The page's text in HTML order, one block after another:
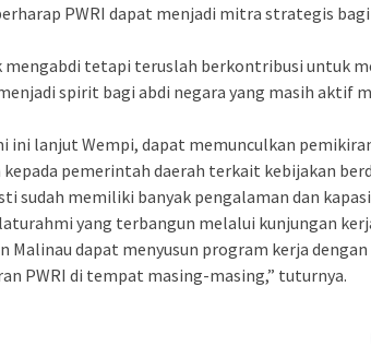
PWRI dapat menjadi mitra strategis
mengabdi tetapi teruslah berkontribusi untuk
spirit bagi abdi negara yang masih aktif
ini lanjut Wempi, dapat memunculkan
pemerintah daerah terkait kebijakan
sudah memiliki banyak pengalaman dan
yang terbangun melalui kunjungan
Malinau dapat menyusun program kerja
PWRI di tempat masing-masing,” tuturnya.